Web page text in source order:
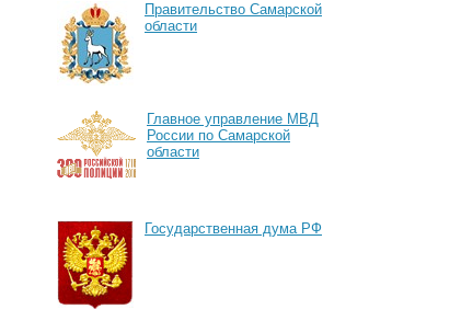
Правительство Самарской
области
Главное управление МВД
России по Самарской
области
Государственная дума РФ